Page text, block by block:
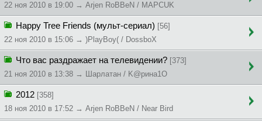
22 ноя 2010 в 19:00 → Arjen RoBBeN / MAPCUK
Happy Tree Friends (мульт-сериал) [56]
22 ноя 2010 в 15:06 → )PlayBoy( / DossboX
Что вас раздражает на телевидении? [373]
21 ноя 2010 в 13:38 → Шapлaтaн / K@pинa1O
2012 [358]
18 ноя 2010 в 17:52 → Arjen RoBBeN / Near Bird